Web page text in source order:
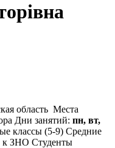
область Места
Дни занятий: пн, вт,
классы (5-9) Средние
к ЗНО Студенты